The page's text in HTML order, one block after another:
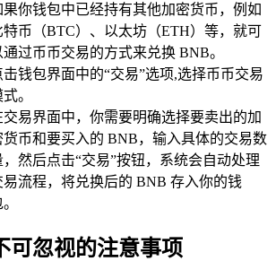
果你钱包中已经持有其他加密货币，例如
特币（BTC）、以太坊（ETH）等，就可
通过币币交易的方式来兑换 BNB。
击钱包界面中的“交易”选项,选择币币交易
。
交易界面中，你需要明确选择要卖出的加
货币和要买入的 BNB，输入具体的交易数
，然后点击“交易”按钮，系统会自动处理
易流程，将兑换后的 BNB 存入你的钱
可忽视的注意事项